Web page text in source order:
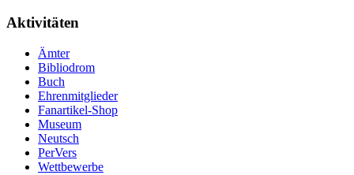
Aktivitäten
Ämter
Bibliodrom
Buch
Ehrenmitglieder
Fanartikel-Shop
Museum
Neutsch
PerVers
Wettbewerbe